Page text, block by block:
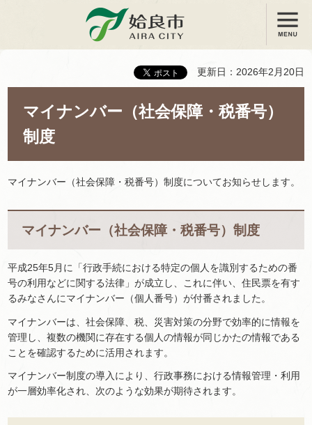
姶良市 メニュー
更新日：2026年2月20日
マイナンバー（社会保障・税番号）
制度
マイナンバー（社会保障・税番号）制度についてお知らせします。
マイナンバー（社会保障・税番号）制度
平成25年5月に「行政手続における特定の個人を識別するための番
号の利用などに関する法律」が成立し、これに伴い、住民票を有す
るみなさんにマイナンバー（個人番号）が付番されました。
マイナンバーは、社会保障、税、災害対策の分野で効率的に情報を
管理し、複数の機関に存在する個人の情報が同じかたの情報である
ことを確認するために活用されます。
マイナンバー制度の導入により、行政事務における情報管理・利用
が一層効率化され、次のような効果が期待されます。